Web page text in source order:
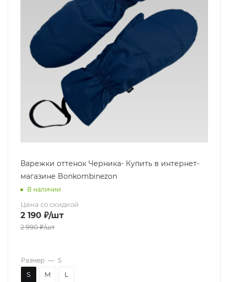
Варежки оттенок Черника- Купить в интернет-
магазине Bonkombinezon
В наличии
Цена со скидкой
2 190 ₽/шт
2 990₽/шт
Размер — S
S M L